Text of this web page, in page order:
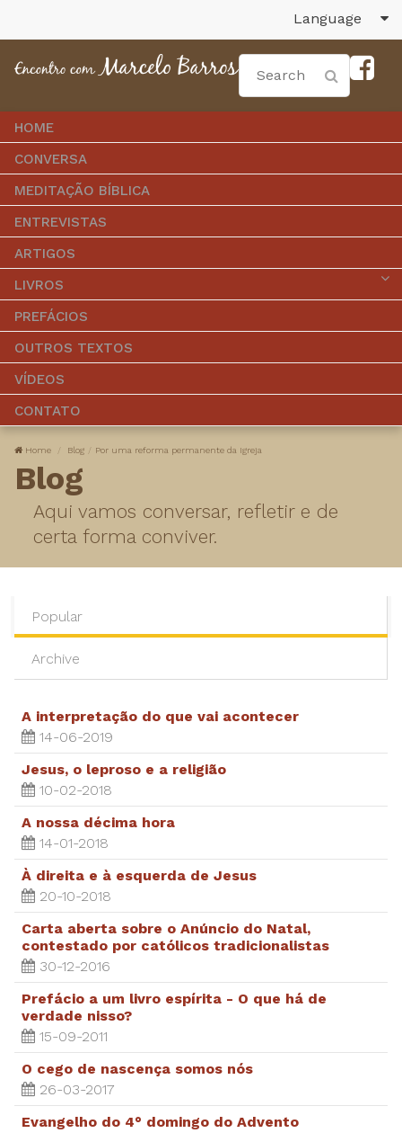
Language
HOME
CONVERSA
MEDITAÇÃO BÍBLICA
ENTREVISTAS
ARTIGOS
LIVROS
PREFÁCIOS
OUTROS TEXTOS
VÍDEOS
CONTATO
Home Blog Por uma reforma permanente da Igreja
Blog
Aqui vamos conversar, refletir e de
certa forma conviver.
Popular
Archive
A interpretação do que vai acontecer
14-06-2019
Jesus, o leproso e a religião
10-02-2018
A nossa décima hora
14-01-2018
À direita e à esquerda de Jesus
20-10-2018
Carta aberta sobre o Anúncio do Natal,
contestado por católicos tradicionalistas
30-12-2016
Prefácio a um livro espírita - O que há de
verdade nisso?
15-09-2011
O cego de nascença somos nós
26-03-2017
Evangelho do 4° domingo do Advento